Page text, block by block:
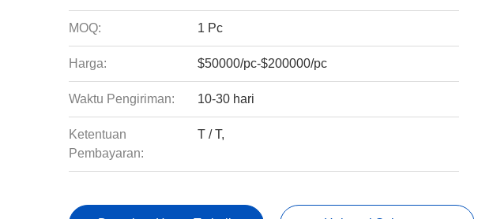
MOQ: 1 Pc
Harga: $50000/pc-$200000/pc
Waktu Pengiriman: 10-30 hari
Ketentuan
Pembayaran:
T / T,